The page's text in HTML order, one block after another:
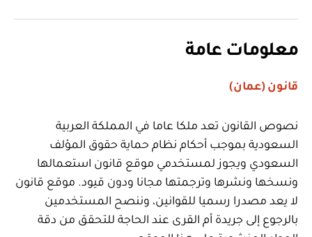
معلومات عامة
قانون (عمان)
نصوص القانون تعد ملكا عاما في المملكة العربية
السعودية بموجب أحكام نظام حماية حقوق المؤلف
السعودي ويجوز لمستخدمي موقع قانون استعمالها
ونسخها ونشرها وترجمتها مجانا ودون قيود. موقع قانون
لا يعد مصدرا رسميا للقوانين، وننصح المستخدمين
بالرجوع إلى جريدة أم القرى عند الحاجة للتحقق من دقة